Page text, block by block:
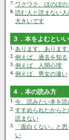
7. ワクワク、ほのぼの
8. 読む人と読まない人
大きいです
３．本をよむとい
1. あります、あります
2. 例えば、過去を知る
3. 例えば、人間心理
4. 例えば、男女の違い
４．本の読み方
1. 今、読みたい本を読
2. すすめられたからと
読まない
3.
「面白くない」と
い